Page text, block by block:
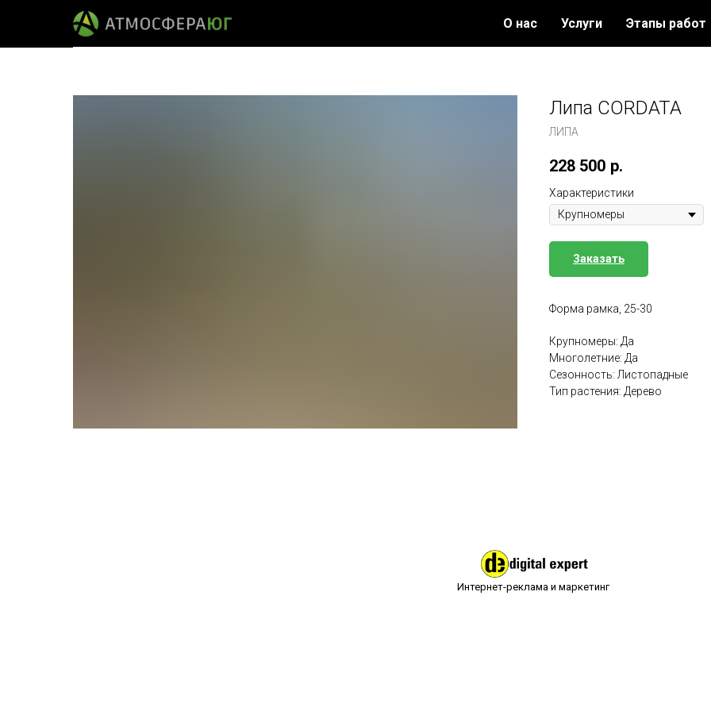
О нас Услуги Этапы работ
Липа CORDATA
ЛИПА
228 500 р.
Характеристики
Заказать
Форма рамка, 25-30
Крупномеры: Да
Многолетние: Да
Сезонность: Листопадные
Тип растения: Дерево
Интернет-реклама и маркетинг